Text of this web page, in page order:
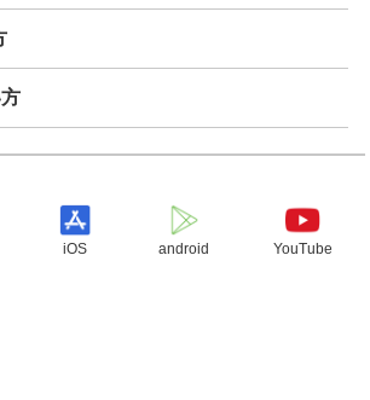
iOS android YouTube